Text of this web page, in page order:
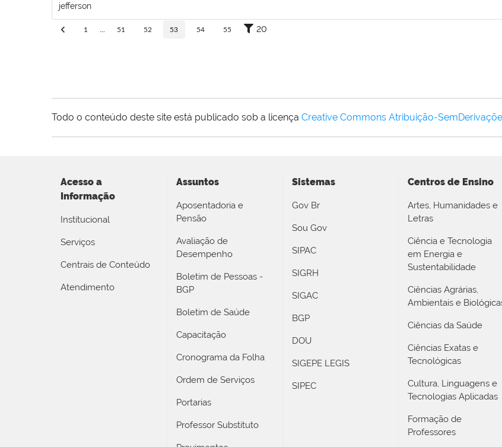
jefferson
1 51 52 53 54 55 20
Todo o conteúdo deste site está publicado sob a licença Creative Commons Atribuição-
Acesso a
Informação
Institucional
Serviços
Centrais de Conteúdo
Atendimento
Assuntos
Aposentadoria e
Pensão
Avaliação de
Desempenho
Boletim de Pessoas -
BGP
Boletim de Saúde
Capacitação
Cronograma da Folha
Ordem de Serviços
Portarias
Professor Substituto
Sistemas
Gov Br
Sou Gov
SIPAC
SIGRH
SIGAC
BGP
DOU
SIGEPE LEGIS
SIPEC
Centros de Ensino
Artes, Humanidades e
Letras
Ciência e Tecnologia
em Energia e
Sustentabilidade
Ciências Agrárias,
Ambientais e
Ciências da Saúde
Ciências Exatas e
Tecnológicas
Cultura, Linguagens e
Tecnologias Aplicadas
Formação de
Professores